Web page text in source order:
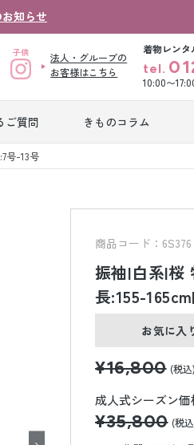
知らせ
法人・グループの
お客様はこちら
着物レン
tel.
10:00〜
ご質問 きものコラム
式袴レンタ
産着
タル
色打
レン
号-13号
商品コード：6S376
振袖|白系|桜
長:155-
お気に入
¥16,800 (税込)
成人式シーズン価
¥35,800 (税